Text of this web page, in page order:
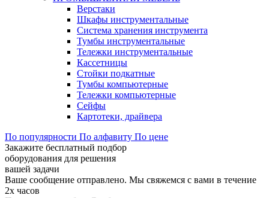
Верстаки
Шкафы инструментальные
Система хранения инструмента
Тумбы инструментальные
Тележки инструментальные
Кассетницы
Стойки подкатные
Тумбы компьютерные
Тележки компьютерные
Сейфы
Картотеки, драйвера
По популярности По алфавиту По цене
Закажите бесплатный подбор
оборудования для решения
вашей задачи
Ваше сообщение отправлено. Мы свяжемся с вами в течение
2х часов